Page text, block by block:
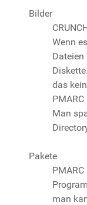
Bilder
Wenn
das
Man
Pakete
PMARC
man